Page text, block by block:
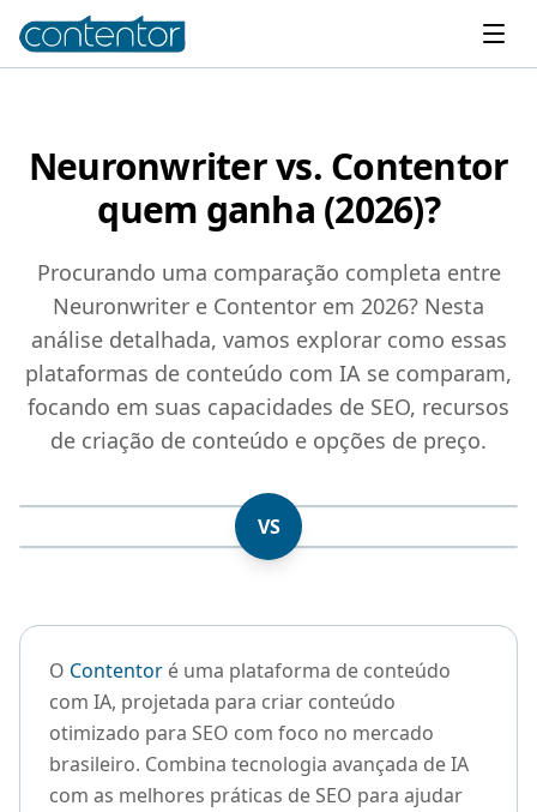
Neuronwriter vs. Contentor
quem ganha (2026)?
Procurando uma comparação completa entre
Neuronwriter e Contentor em 2026? Nesta
análise detalhada, vamos explorar como essas
plataformas de conteúdo com IA se comparam,
focando em suas capacidades de SEO, recursos
de criação de conteúdo e opções de preço.
VS
O Contentor é uma plataforma de conteúdo
com IA, projetada para criar conteúdo
otimizado para SEO com foco no mercado
brasileiro. Combina tecnologia avançada de IA
com as melhores práticas de SEO para ajudar